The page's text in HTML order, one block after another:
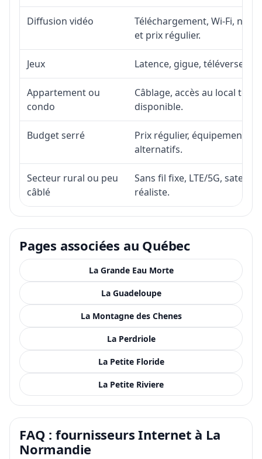
Diffusion vidéo
Téléchargement, Wi-Fi,
et prix régulier.
Jeux Latence, gigue,
Appartement ou
condo
Câblage, accès au local
disponible.
Budget serré
Prix régulier, équipement,
alternatifs.
Secteur rural ou peu
câblé
Sans fil fixe, LTE/5G,
réaliste.
Pages associées au Québec
La Grande Eau Morte
La Guadeloupe
La Montagne des Chenes
La Perdriole
La Petite Floride
La Petite Riviere
FAQ : fournisseurs Internet à La
Normandie